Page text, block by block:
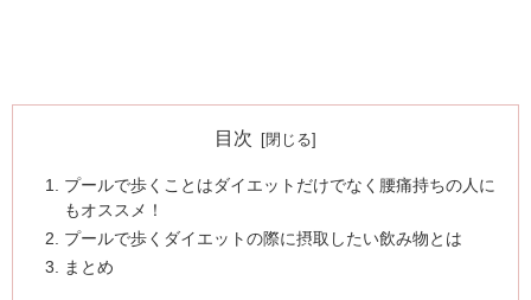
目次
プールで歩くことはダイエットだけでなく腰痛持ちの人に
もオススメ！
プールで歩くダイエットの際に摂取したい飲み物とは
まとめ